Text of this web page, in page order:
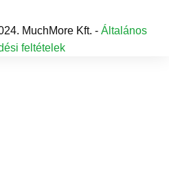
MuchMore Kft. - Általános
feltételek